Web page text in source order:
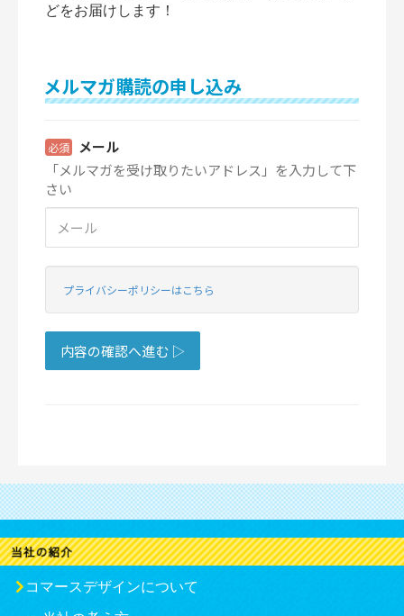
どをお届けします！
コマースデザインについて